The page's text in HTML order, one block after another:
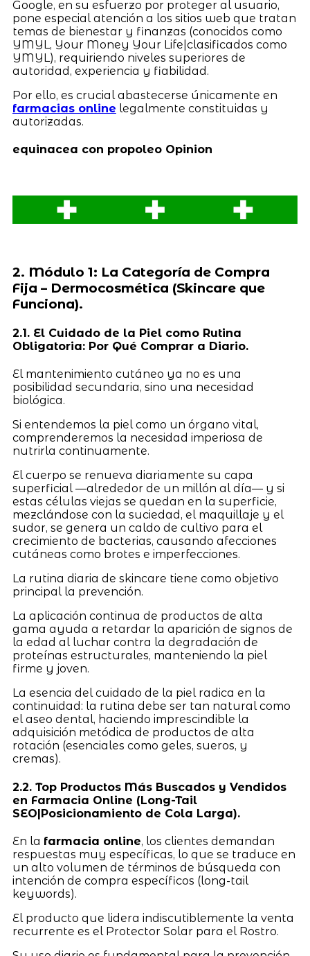
Google, en su esfuerzo por proteger al usuario,
pone especial atención a los sitios web que tratan
temas de bienestar y finanzas (conocidos como
YMYL, Your Money Your Life|clasificados como
YMYL), requiriendo niveles superiores de
autoridad, experiencia y fiabilidad.
Por ello, es crucial abastecerse únicamente en
farmacias online legalmente constituidas y
autorizadas.
equinacea con propoleo Opinion
2. Módulo 1: La Categoría de Compra
Fija – Dermocosmética (Skincare que
Funciona).
2.1. El Cuidado de la Piel como Rutina
Obligatoria: Por Qué Comprar a Diario.
El mantenimiento cutáneo ya no es una
posibilidad secundaria, sino una necesidad
biológica.
Si entendemos la piel como un órgano vital,
comprenderemos la necesidad imperiosa de
nutrirla continuamente.
El cuerpo se renueva diariamente su capa
superficial —alrededor de un millón al día— y si
estas células viejas se quedan en la superficie,
mezclándose con la suciedad, el maquillaje y el
sudor, se genera un caldo de cultivo para el
crecimiento de bacterias, causando afecciones
cutáneas como brotes e imperfecciones.
La rutina diaria de skincare tiene como objetivo
principal la prevención.
La aplicación continua de productos de alta
gama ayuda a retardar la aparición de signos de
la edad al luchar contra la degradación de
proteínas estructurales, manteniendo la piel
firme y joven.
La esencia del cuidado de la piel radica en la
continuidad: la rutina debe ser tan natural como
el aseo dental, haciendo imprescindible la
adquisición metódica de productos de alta
rotación (esenciales como geles, sueros, y
cremas).
2.2. Top Productos Más Buscados y Vendidos
en Farmacia Online (Long-Tail
SEO|Posicionamiento de Cola Larga).
En la farmacia online, los clientes demandan
respuestas muy específicas, lo que se traduce en
un alto volumen de términos de búsqueda con
intención de compra específicos (long-tail
keywords).
El producto que lidera indiscutiblemente la venta
recurrente es el Protector Solar para el Rostro.